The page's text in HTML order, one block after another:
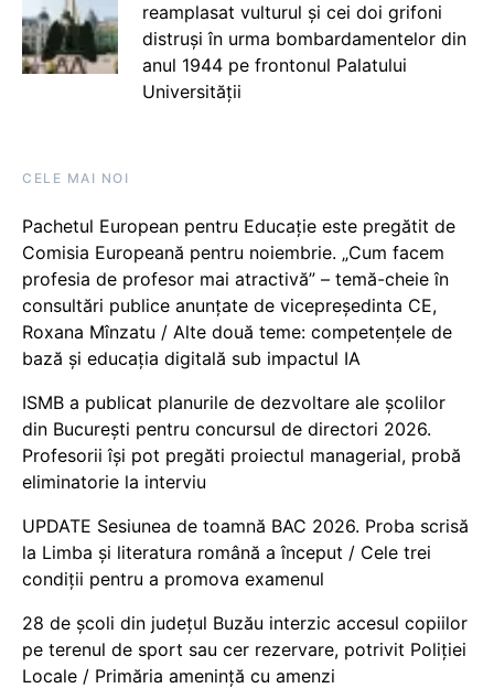
reamplasat vulturul și cei doi grifoni
distruși în urma bombardamentelor din
anul 1944 pe frontonul Palatului
Universității
CELE MAI NOI
Pachetul European pentru Educație este pregătit de
Comisia Europeană pentru noiembrie. „Cum facem
profesia de profesor mai atractivă” – temă-cheie în
consultări publice anunțate de vicepreședinta CE,
Roxana Mînzatu / Alte două teme: competențele de
bază și educația digitală sub impactul IA
ISMB a publicat planurile de dezvoltare ale școlilor
din București pentru concursul de directori 2026.
Profesorii își pot pregăti proiectul managerial, probă
eliminatorie la interviu
UPDATE Sesiunea de toamnă BAC 2026. Proba scrisă
la Limba și literatura română a început / Cele trei
condiții pentru a promova examenul
28 de școli din județul Buzău interzic accesul copiilor
pe terenul de sport sau cer rezervare, potrivit Poliției
Locale / Primăria amenință cu amenzi